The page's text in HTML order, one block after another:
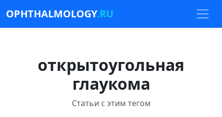
OPHTHALMOLOGY.RU
открытоугольная
глаукома
Статьи с этим тегом